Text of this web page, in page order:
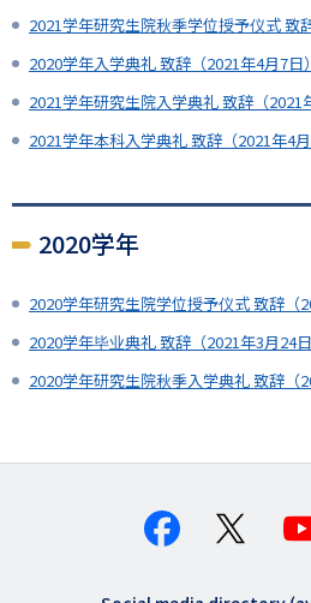
2021学年研究生院秋季学位授予仪式 致
2020学年入学典礼 致辞（2021年4月7日）
2021学年研究生院入学典礼 致辞（2021
2021学年本科入学典礼 致辞（2021年4月
2020学年
2020学年研究生院学位授予仪式 致辞（
2020学年毕业典礼 致辞（2021年3月24日
2020学年研究生院秋季入学典礼 致辞（